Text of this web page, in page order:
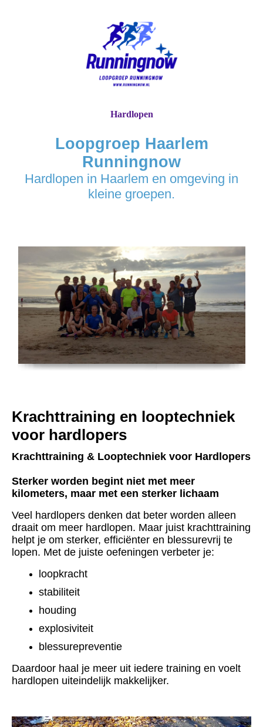
Loopgroep Haarlem
Runningnow
Hardlopen in Haarlem en omgeving in
kleine groepen.
Hardlopen
Krachttraining en looptechniek
voor hardlopers
Krachttraining & Looptechniek voor Hardlopers
Sterker worden begint niet met meer
kilometers, maar met een sterker lichaam
Veel hardlopers denken dat beter worden alleen
draait om meer hardlopen. Maar juist krachttraining
helpt je om sterker, efficiënter en blessurevrij te
lopen. Met de juiste oefeningen verbeter je:
loopkracht
stabiliteit
houding
explosiviteit
blessurepreventie
Daardoor haal je meer uit iedere training en voelt
hardlopen uiteindelijk makkelijker.